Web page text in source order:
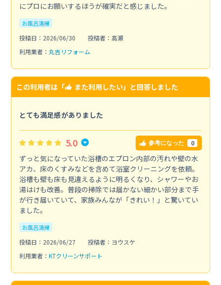
にプロにお願いするほうが確実だと感じました。
お風呂清掃
投稿日：2026/06/30
投稿者：高瀬
利用業者： 丸吉リフォーム
この利用者は「 また利用したい」と回答しました
とても満足感がありました
5.0 参考になった 0
ずっと気になっていた浴槽のエプロン内部の汚れや壁の水
アカ、床のくすみなどを含めて浴室クリーニングを依頼。
浴槽も壁も床も見違えるように明るくなり、シャワーやお
湯はけも改善。普段の掃除では届かない細かい部分まで手
が行き届いていて、家族みんなが「きれい！」と驚いてい
ました。
お風呂清掃
投稿日：2026/06/27
投稿者：ヨウスケ
利用業者： KTクリーンサポート